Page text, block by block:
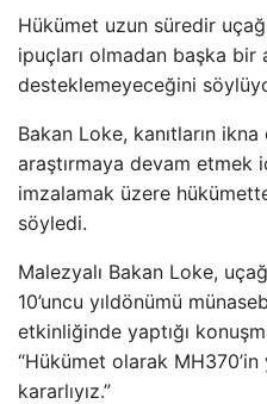
Hükümet uzun süredir
ipuçları olmadan başka bir
desteklemeyeceğini
Bakan Loke, kanıtların
araştırmaya devam etmek
imzalamak üzere
söyledi.
Malezyalı Bakan Loke,
10’uncu yıldönümü
etkinliğinde yaptığı
“Hükümet olarak
kararlıyız.”